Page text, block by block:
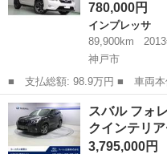
780,000円
インプレッサ
89,900km
神戸市
■ 支払総額: 98.9万円 ■ 車両本体価格： 780,000 円 ■ メーカー
名： スバル ■ 車種名： Ｘ
ザー様直接仕入 車検整備付
ラ ルーフレ...
兵庫 神戸市
スバル フォ
クインテリ
3,795,000円